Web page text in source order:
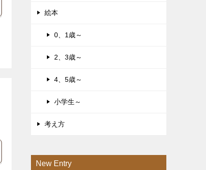
絵本
0、1歳～
2、3歳～
4、5歳～
小学生～
考え方
New Entry